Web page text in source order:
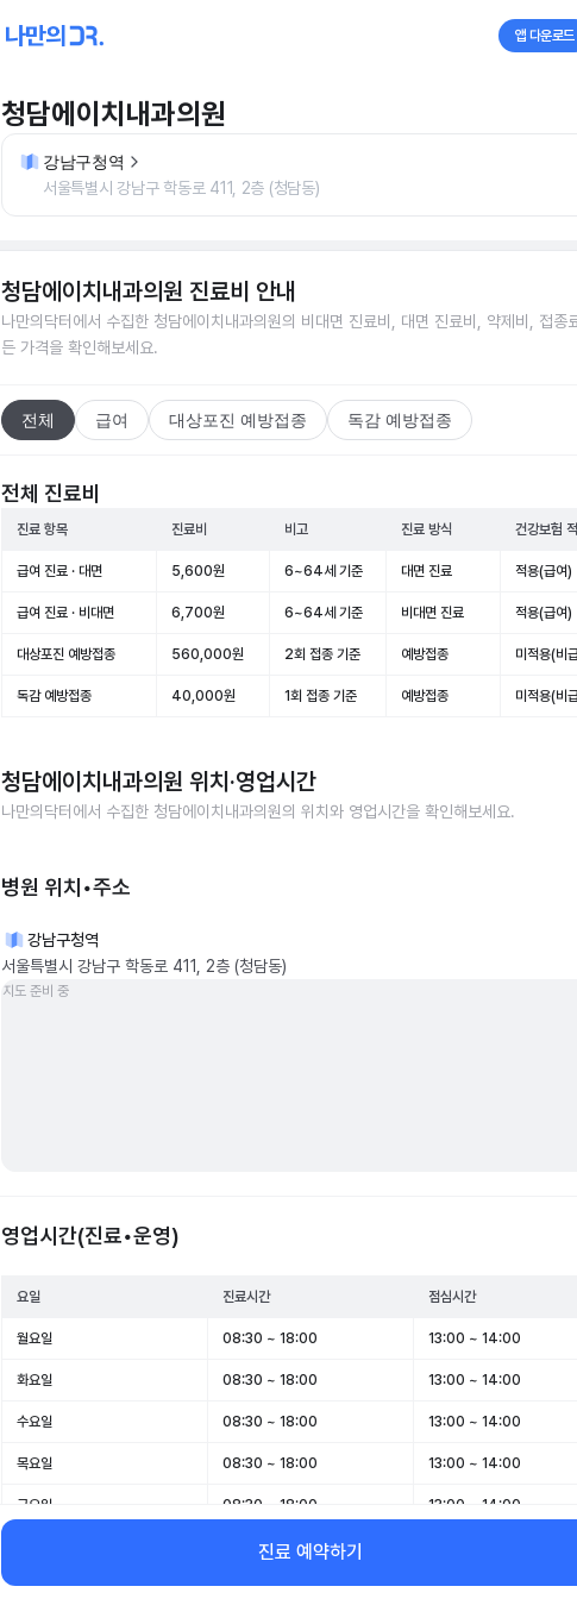
앱 다운로드
청담에이치내과의원
강남구청역
서울특별시 강남구 학동로 411, 2층 (청담동)
청담에이치내과의원 진료비 안내
나만의닥터에서 수집한 청담에이치내과의원의 비대면 진료비, 대면 진료비, 약제비, 접종
든 가격을 확인해보세요.
전체 급여 대상포진 예방접종 독감 예방접종
전체 진료비
진료 항목 진료비 비고 진료 방식 건강보험
급여 진료 · 대면 5,600원 6~64세 기준 대면 진료 적용(급여)
급여 진료 · 비대면 6,700원 6~64세 기준 비대면 진료 적용(급여)
대상포진 예방접종 560,000원 2회 접종 기준 예방접종 미적용(비
독감 예방접종 40,000원 1회 접종 기준 예방접종 미적용(비
청담에이치내과의원 위치·영업시간
나만의닥터에서 수집한 청담에이치내과의원의 위치와 영업시간을 확인해보세요.
병원 위치•주소
강남구청역
서울특별시 강남구 학동로 411, 2층 (청담동)
지도 준비 중
영업시간(진료•운영)
요일 진료시간 점심시간
월요일 08:30 ~ 18:00 13:00 ~ 14:00
화요일 08:30 ~ 18:00 13:00 ~ 14:00
수요일 08:30 ~ 18:00 13:00 ~ 14:00
목요일 08:30 ~ 18:00 13:00 ~ 14:00
금요일 08:30 ~ 18:00 13:00 ~ 14:00
08:30 ~ 13:00
일요일 휴무 -
진료 예약하기